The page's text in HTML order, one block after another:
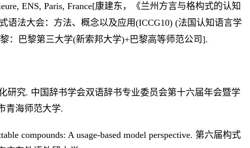
ENS, Paris, France[康建东，《兰州方言与格构式的认知
法大会：方法、概念以及应用(ICCG10) (法国认知语言学
：巴黎第三大学(新索邦大学)+巴黎高等师范公司].
研究. 中国辞书学会双语辞书专业委员会第十六届年会暨学
青海师范大学.
compounds: A usage-based model perspective. 第六届构式